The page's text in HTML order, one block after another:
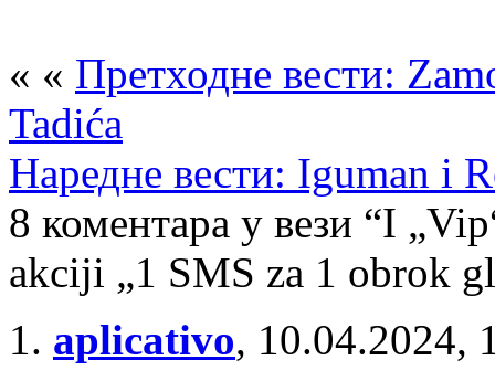
« « Претходне вести:
Tadića
Наредне вести: Iguman i
8 коментара у вези “I
akciji „1 SMS za 1 obrok
aplicativo, 10.04.2024,